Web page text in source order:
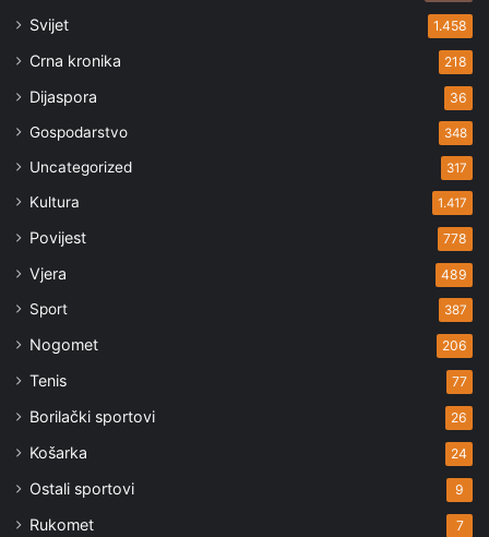
Svijet 1.458
Crna kronika 218
Dijaspora 36
Gospodarstvo 348
Uncategorized 317
Kultura 1.417
Povijest 778
Vjera 489
Sport 387
Nogomet 206
Tenis 77
Borilački sportovi 26
Košarka 24
Ostali sportovi 9
Rukomet 7